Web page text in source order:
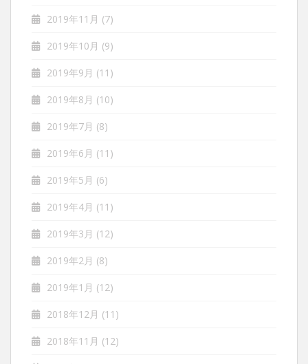
2019年11月 (7)
2019年10月 (9)
2019年9月 (11)
2019年8月 (10)
2019年7月 (8)
2019年6月 (11)
2019年5月 (6)
2019年4月 (11)
2019年3月 (12)
2019年2月 (8)
2019年1月 (12)
2018年12月 (11)
2018年11月 (12)